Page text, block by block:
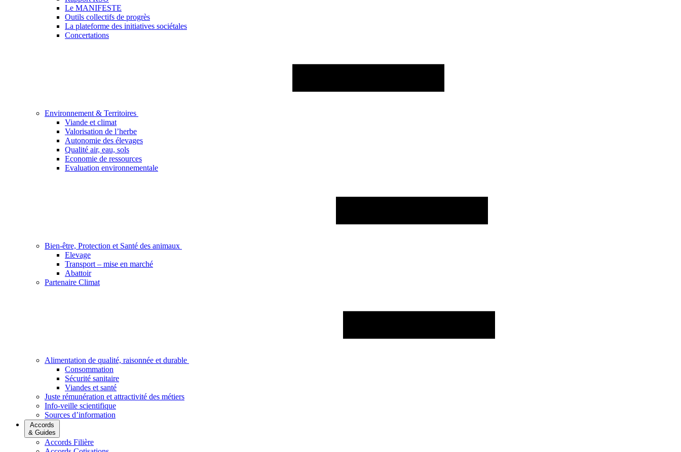
Le MANIFESTE
Outils collectifs de progrès
La plateforme des initiatives sociétales
Concertations
Environnement & Territoires
Viande et climat
Valorisation de l’herbe
Autonomie des élevages
Qualité air, eau, sols
Economie de ressources
Evaluation environnementale
Bien-être, Protection et Santé des animaux
Elevage
Transport – mise en marché
Abattoir
Partenaire Climat
Alimentation de qualité, raisonnée et durable
Consommation
Sécurité sanitaire
Viandes et santé
Juste rémunération et attractivité des métiers
Info-veille scientifique
Sources d’information
Accords
& Guides
Accords Filière